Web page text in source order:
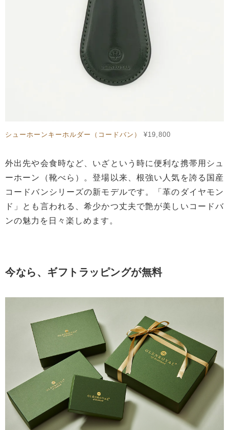
シューホーンキーホルダー（コードバン） ¥19,800
外出先や会食時など、いざという時に便利な携帯用シュ
ーホーン（靴べら）。登場以来、根強い人気を誇る国産
コードバンシリーズの新モデルです。「革のダイヤモン
ド」とも言われる、希少かつ丈夫で艶が美しいコードバ
ンの魅力を日々楽しめます。
今なら、ギフトラッピングが無料